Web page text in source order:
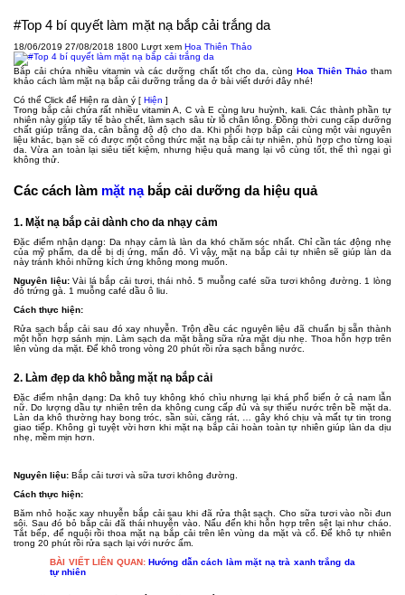
#Top 4 bí quyết làm mặt nạ bắp cải trắng da
18/06/2019 27/08/2018 1800 Lượt xem Hoa Thiên Thảo
Bắp cải chứa nhiều vitamin và các dưỡng chất tốt cho da, cùng Hoa Thiên Thảotham
khảo cách làm mặt nạ bắp cải dưỡng trắng da ở bài viết dưới đây nhé!
Có thể Click để Hiện ra dàn ý [ Hiện ]
Trong bắp cải chứa rất nhiều vitamin A, C và E cùng lưu huỳnh, kali. Các thành phần tự
nhiên này giúp tẩy tế bào chết, làm sạch sâu từ lỗ chân lông. Đồng thời cung cấp dưỡng
chất giúp trắng da, cân bằng độ độ cho da. Khi phối hợp bắp cải cùng một vài nguyên
liệu khác, bạn sẽ có được một công thức mặt nạ bắp cải tự nhiên, phù hợp cho từng loại
da. Vừa an toàn lại siêu tiết kiệm, nhưng hiệu quả mang lại vô cùng tốt, thế thì ngại gì
không thử.
Các cách làm mặt nạbắp cải dưỡng da hiệu quả
1. Mặt nạ bắp cải dành cho da nhạy cảm
Đặc điểm nhận dạng: Da nhạy cảm là làn da khó chăm sóc nhất. Chỉ cần tác động nhẹ
của mỹ phẩm, da dễ bị dị ứng, mẩn đỏ. Vì vậy, mặt nạ bắp cải tự nhiên sẽ giúp làn da
này tránh khỏi những kích ứng không mong muốn.
Nguyên liệu:Vài lá bắp cải tươi, thái nhỏ. 5 muỗng café sữa tươi không đường. 1 lòng
đỏ trứng gà. 1 muỗng café dầu ô liu.
Cách thực hiện:
Rửa sạch bắp cải sau đó xay nhuyễn. Trộn đều các nguyên liệu đã chuẩn bị sẵn thành
một hỗn hợp sánh mịn. Làm sạch da mặt bằng sữa rửa mặt dịu nhẹ. Thoa hỗn hợp trên
lên vùng da mặt. Để khô trong vòng 20 phút rồi rửa sạch bằng nước.
2. Làm đẹp da khô bằng mặt nạ bắp cải
Đặc điểm nhận dạng: Da khô tuy không khó chìu nhưng lại khá phổ biến ở cả nam lẫn
nữ. Do lượng dầu tự nhiên trên da không cung cấp đủ và sự thiếu nước trên bề mặt da.
Làn da khô thường hay bong tróc, sần sùi, căng rát, … gây khó chịu và mất tự tin trong
giao tiếp. Không gì tuyệt vời hơn khi mặt nạ bắp cải hoàn toàn tự nhiên giúp làn da dịu
nhẹ, mềm mịn hơn.
Nguyên liệu: Bắp cải tươi và sữa tươi không đường.
Cách thực hiện:
Băm nhỏ hoặc xay nhuyễn bắp cải sau khi đã rửa thật sạch. Cho sữa tươi vào nồi đun
sôi. Sau đó bỏ bắp cải đã thái nhuyễn vào. Nấu đến khi hỗn hợp trên sệt lại như cháo.
Tắt bếp, để nguội rồi thoa mặt nạ bắp cải trên lên vùng da mặt và cổ. Để khô tự nhiên
trong 20 phút rồi rửa sạch lại với nước ấm.
BÀI VIẾT LIÊN QUAN: Hướng dẫn cách làm mặt nạ trà xanh trắng da
tự nhiên